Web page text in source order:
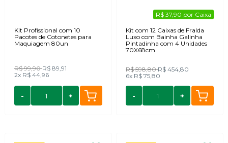
Kit Profissional com 10
Pacotes de Cotonetes para
Maquiagem 80un
R$ 99,90R$ 89,91
2x R$ 44,96
- +
R$ 37,90 por Caixa
Kit com 12 Caixas de Fralda
Luxo com Bainha Galinha
Pintadinha com 4 Unidades
70X68cm
R$ 598,80R$ 454,80
6x R$ 75,80
- +